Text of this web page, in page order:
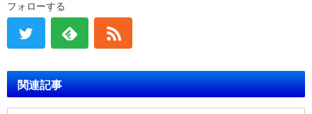
フォローする
関連記事